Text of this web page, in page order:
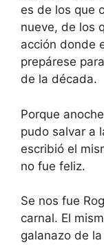
es de los que
nueve, de los
acción donde
prepárese
de la década.
Porque
pudo salvar a
escribió el
no fue feliz.
Se nos fue
carnal. El
galanazo de